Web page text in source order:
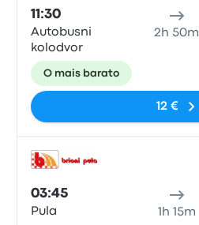
11:30
Autobusni
kolodvor
2h 50m
O mais barato
12 €
03:45
Pula 1h 15m